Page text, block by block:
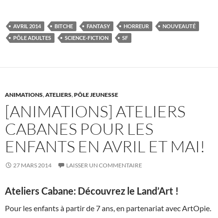
e
b
o
itt
er
er
es
m
bl
ta
g
AVRIL 2014 BITCHE FANTASY HORREUR
NOUVEAUTÉ
PÔLE ADULTES
SCIENCE-FICTION SF
ANIMATIONS,ATELIERS,PÔLE JEUNESSE
[ANIMATIONS] ATELIERS
CABANES POUR LES
ENFANTS EN AVRIL ET MAI!
27 MARS 2014 LAISSER UN COMMENTAIRE
Ateliers Cabane: Découvrez le Land’Art !
Pour les enfants à partir de 7 ans, en partenariat avec ArtOpie.